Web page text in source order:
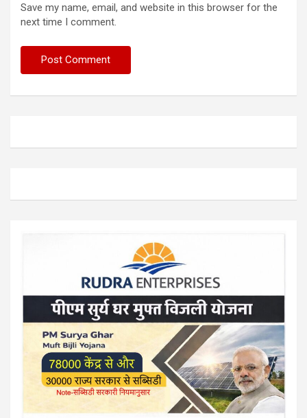
Save my name, email, and website in this browser for the
next time I comment.